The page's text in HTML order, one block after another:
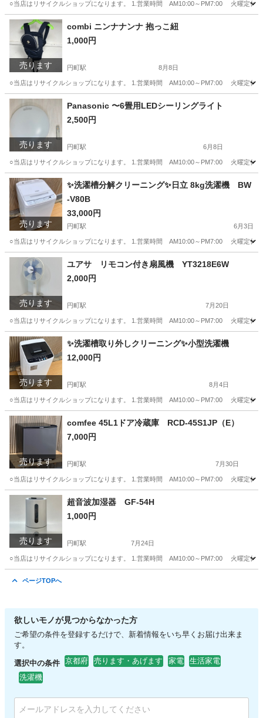
○当店はリサイクルショップになります。 1.営業時間 AM10:00～PM7:00 火曜定休
京都 京都市 収納家具 ボックス
売ります
combi ニンナナンナ 抱っこ紐
1,000円
円町駅 8月8日
○当店はリサイクルショップになります。 1.営業時間 AM10:00～PM7:00 火曜定休
京都 京都市 ベビー用品
売ります
Panasonic 〜6畳用LEDシーリングライト
2,500円
円町駅 6月8日
○当店はリサイクルショップになります。 1.営業時間 AM10:00～PM7:00 火曜定休
京都 京都市 円町駅 照明器具
売ります
✨洗濯槽分解クリーニング✨日立 8kg洗濯機 BW
-V80B
33,000円
円町駅 6月3日
○当店はリサイクルショップになります。 1.営業時間 AM10:00～PM7:00 火曜定休
京都 京都市 円町駅
売ります
ユアサ リモコン付き扇風機 YT3218E6W
2,000円
円町駅 7月20日
○当店はリサイクルショップになります。 1.営業時間 AM10:00～PM7:00 火曜定休
京都 京都市 円町駅 季節、空調家電 メルカリ
売ります
✨洗濯槽取り外しクリーニング✨小型洗濯機
12,000円
円町駅 8月4日
○当店はリサイクルショップになります。 1.営業時間 AM10:00～PM7:00 火曜定休
京都 京都市 生活家電 商品
売ります
comfee 45L1ドア冷蔵庫 RCD-45S1JP（E）
7,000円
円町駅 7月30日
○当店はリサイクルショップになります。 1.営業時間 AM10:00～PM7:00 火曜定休
京都 京都市 円町駅 キッチン家電
売ります
超音波加湿器 GF-54H
1,000円
円町駅 7月24日
○当店はリサイクルショップになります。 1.営業時間 AM10:00～PM7:00 火曜定休
ページTOPへ
欲しいモノが見つからなかった方
ご希望の条件を登録するだけで、新着情報をいち早くお届け出来ま
す。
選択中の条件 京都府 売ります・あげます 家電
生活家電
洗濯機